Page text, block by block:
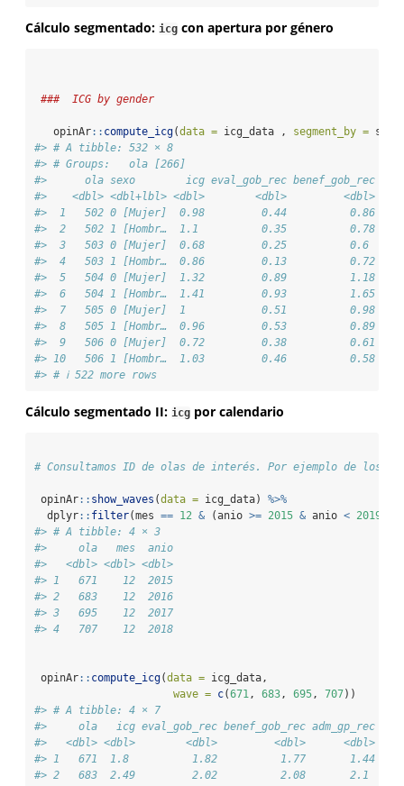
Cálculo segmentado: icg con apertura por género
###  ICG by gender
   opinAr
:: compute_icg(data = icg_data , segment_by =
#> # A tibble: 532 × 8
#> # Groups:   ola [266]
#>      ola sexo        icg eval_gob_rec benef_gob_rec
#>    <dbl> <dbl+lbl> <dbl>        <dbl>         <dbl>
#>  1   502 0 [Mujer]  0.98         0.44          0.86
#>  2   502 1 [Hombr…  1.1          0.35          0.78
#>  3   503 0 [Mujer]  0.68         0.25          0.6
#>  4   503 1 [Hombr…  0.86         0.13          0.72
#>  5   504 0 [Mujer]  1.32         0.89
#>  6   504 1 [Hombr…  1.41         0.93          1.65
#>  7   505 0 [Mujer]  1            0.51          0.98
#>  8   505 1 [Hombr…  0.96         0.53
#>  9   506 0 [Mujer]  0.72         0.38          0.61
#> 10   506 1 [Hombr…  1.03         0.46          0.58
#> # ℹ 522 more rows
Cálculo segmentado II: icg por calendario
# Consultamos ID de olas de interés. Por ejemplo de los
opinAr:: show_waves (data = icg_data) %>%
  dplyr
:: filter(mes == 12 & (anio >= 2015 & anio < 2019
#> # A tibble: 4 × 3
#>     ola   mes  anio
#>   <dbl> <dbl> <dbl>
#> 1   671    12  2015
#> 2   683    12  2016
#> 3   695    12  2017
#> 4   707    12  2018
opinAr:: compute_icg(data = icg_data,
wave = c(671, 683, 695, 707))
#> # A tibble: 4 × 7
#>     ola   icg eval_gob_rec benef_gob_rec adm_gp_rec
#>   <dbl> <dbl>        <dbl>         <dbl>      <dbl>
#> 1   671  1.8          1.82          1.77       1.44
#> 2   683  2.49         2.02          2.08       2.1